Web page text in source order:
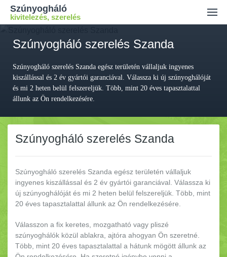
Szúnyogháló
kivitelezés, szerelés
Ajánlatkérés
Kiszállási díj
Kapcsolat
Szúnyogháló szerelés Szanda
Szúnyogháló szerelés Szanda egész területén vállaljuk ingyenes
kiszállással és 2 év gyártói garanciával. Válassza ki új szúnyoghálóját
és mi 2 heten belül felszereljük. Több, mint 20 éves tapasztalattal
állunk az Ön rendelkezésére.
Szúnyogháló szerelés Szanda
Szúnyogháló szerelés Szanda egész területén vállaljuk
ingyenes kiszállással és 2 év gyártói garanciával. Válassza ki
új szúnyoghálóját és mi 2 heten belül felszereljük. Több, mint
20 éves tapasztalattal állunk az Ön rendelkezésére.
Válasszon a fix keretes, mozgatható vagy pliszé
szúnyoghálók közül ablakra, ajtóra ahogyan Ön szeretné.
Több, mint 20 éves tapasztalattal a hátunk mögött állunk az